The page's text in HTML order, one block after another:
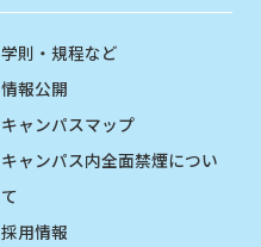
学則・規程など
情報公開
キャンパスマップ
キャンパス内全面禁煙につい
て
採用情報